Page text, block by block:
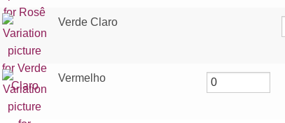
Verde Claro
Vermelho